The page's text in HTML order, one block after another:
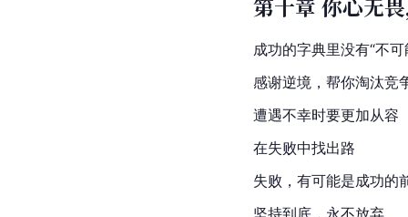
第十章 你心无
成功的字典里没有“不可
感谢逆境，帮你淘汰竞
遭遇不幸时要更加从容
在失败中找出路
失败，有可能是成功的